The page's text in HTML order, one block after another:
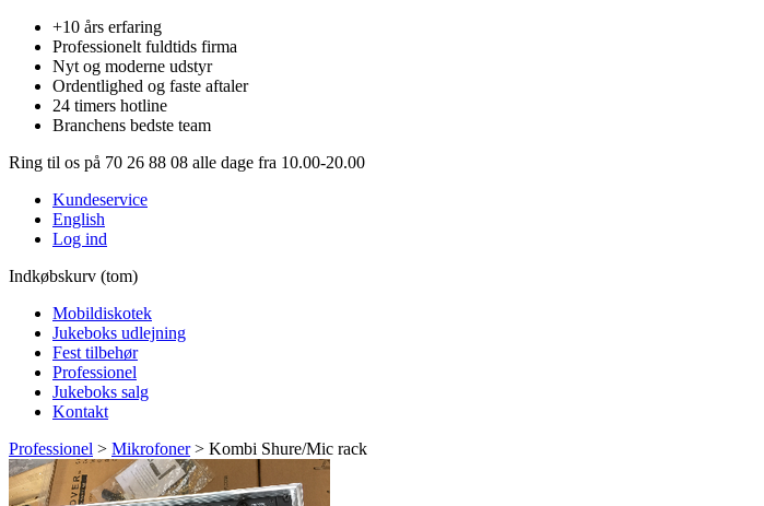
+10 års erfaring
Professionelt fuldtids firma
Nyt og moderne udstyr
Ordentlighed og faste aftaler
24 timers hotline
Branchens bedste team
Ring til os på 70 26 88 08 alle dage fra 10.00-20.00
Kundeservice
English
Log ind
Indkøbskurv (tom)
Mobildiskotek
Jukeboks udlejning
Fest tilbehør
Professionel
Jukeboks salg
Kontakt
Professionel > Mikrofoner > Kombi Shure/Mic rack